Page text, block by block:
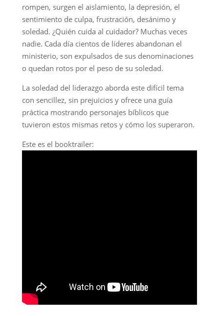
rompen, surgen el aislamiento, la depresión, el
sentimiento de culpa, frustración, desánimo y
soledad. ¿Quién cuida al cuidador? Muchas veces
nadie. Cada día cientos de líderes abandonan el
ministerio, son expulsados de sus denominaciones
o quedan rotos por el peso de su soledad.
La soledad del liderazgo aborda este difícil tema
con sencillez, sin prejuicios y ofrece una guía
práctica mostrando personajes bíblicos que
tuvieron estos mismas retos y cómo los superaron.
Este es el booktrailer: